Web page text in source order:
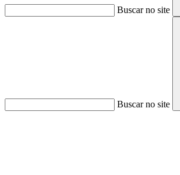
Buscar no site
Buscar no site